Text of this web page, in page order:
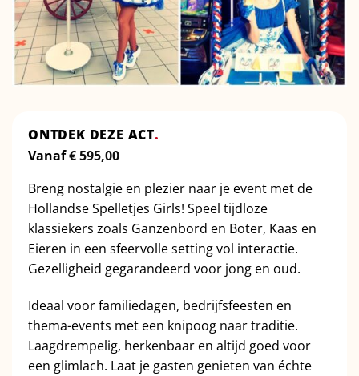
ONTDEK DEZE ACT.
Vanaf€595,00
Breng nostalgie en plezier naar je event met de
Hollandse Spelletjes Girls! Speel tijdloze
klassiekers zoals Ganzenbord en Boter, Kaas en
Eieren in een sfeervolle setting vol interactie.
Gezelligheid gegarandeerd voor jong en oud.
Ideaal voor familiedagen, bedrijfsfeesten en
thema-events met een knipoog naar traditie.
Laagdrempelig, herkenbaar en altijd goed voor
een glimlach. Laat je gasten genieten van échte